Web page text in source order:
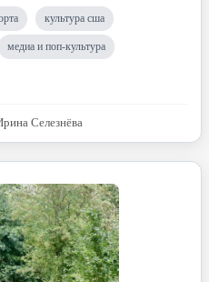
культура сша
медиа и поп-культура
Селезнёва